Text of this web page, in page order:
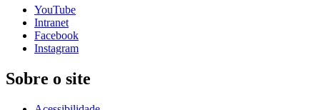
YouTube
Intranet
Facebook
Instagram
Sobre o site